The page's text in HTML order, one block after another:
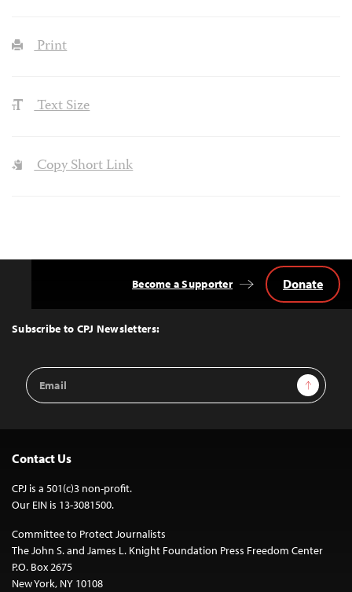
Print
Text Size
Copy Short Link
Top
Subscribe to CPJ Newsletters:
Email
Address
Sign Up
Become a Supporter Donate
Contact Us
CPJ is a 501(c)3 non-profit.
Our EIN is 13-3081500.
Committee to Protect Journalists
The John S. and James L. Knight Foundation Press Freedom Center
P.O. Box 2675
New York, NY 10108